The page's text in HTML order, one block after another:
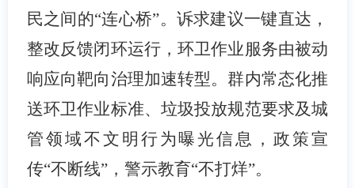
民之间的“连心桥”。诉求建议一键直达，
整改反馈闭环运行，环卫作业服务由被动
响应向靶向治理加速转型。群内常态化推
送环卫作业标准、垃圾投放规范要求及城
管领域不文明行为曝光信息，政策宣
传“不断线”，警示教育“不打烊”。